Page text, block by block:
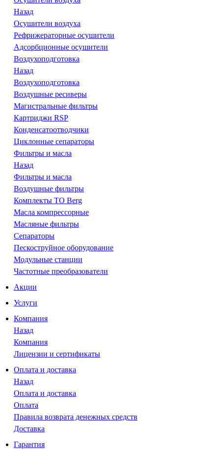
Назад
Осушители воздуха
Рефрижераторные осушители
Адсорбционные осушители
Воздухоподготовка
Назад
Воздухоподготовка
Воздушные ресиверы
Магистральные фильтры
Картриджи RSP
Конденсатоотводчики
Циклонные сепараторы
Фильтры и масла
Назад
Фильтры и масла
Воздушные фильтры
Комплекты ТО Berg
Масла компрессорные
Масляные фильтры
Сепараторы
Пескоструйное оборудование
Модульные станции
Частотные преобразователи
Акции
Услуги
Компания
Назад
Компания
Лицензии и сертификаты
Оплата и доставка
Назад
Оплата и доставка
Оплата
Правила возврата денежных средств
Доставка
Гарантия